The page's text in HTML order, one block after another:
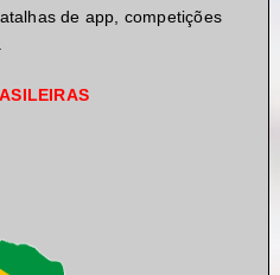
de app, competições